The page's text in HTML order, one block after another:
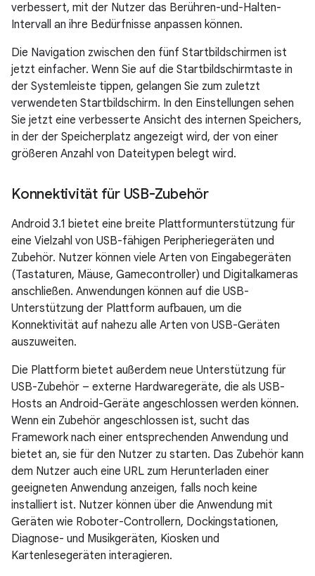
verbessert, mit der Nutzer das Berühren-und-Halten-
Intervall an ihre Bedürfnisse anpassen können.
Die Navigation zwischen den fünf Startbildschirmen ist
jetzt einfacher. Wenn Sie auf die Startbildschirmtaste in
der Systemleiste tippen, gelangen Sie zum zuletzt
verwendeten Startbildschirm. In den Einstellungen sehen
Sie jetzt eine verbesserte Ansicht des internen Speichers,
in der der Speicherplatz angezeigt wird, der von einer
größeren Anzahl von Dateitypen belegt wird.
Konnektivität für USB-Zubehör
Android 3.1 bietet eine breite Plattformunterstützung für
eine Vielzahl von USB-fähigen Peripheriegeräten und
Zubehör. Nutzer können viele Arten von Eingabegeräten
(Tastaturen, Mäuse, Gamecontroller) und Digitalkameras
anschließen. Anwendungen können auf die USB-
Unterstützung der Plattform aufbauen, um die
Konnektivität auf nahezu alle Arten von USB-Geräten
auszuweiten.
Die Plattform bietet außerdem neue Unterstützung für
USB-Zubehör – externe Hardwaregeräte, die als USB-
Hosts an Android-Geräte angeschlossen werden können.
Wenn ein Zubehör angeschlossen ist, sucht das
Framework nach einer entsprechenden Anwendung und
bietet an, sie für den Nutzer zu starten. Das Zubehör kann
dem Nutzer auch eine URL zum Herunterladen einer
geeigneten Anwendung anzeigen, falls noch keine
installiert ist. Nutzer können über die Anwendung mit
Geräten wie Roboter-Controllern, Dockingstationen,
Diagnose- und Musikgeräten, Kiosken und
Kartenlesegeräten interagieren.